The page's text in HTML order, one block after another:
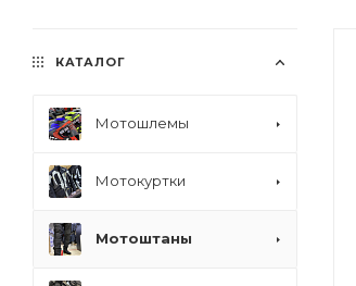
КАТАЛОГ
Мотошлемы
Мотокуртки
Мотоштаны